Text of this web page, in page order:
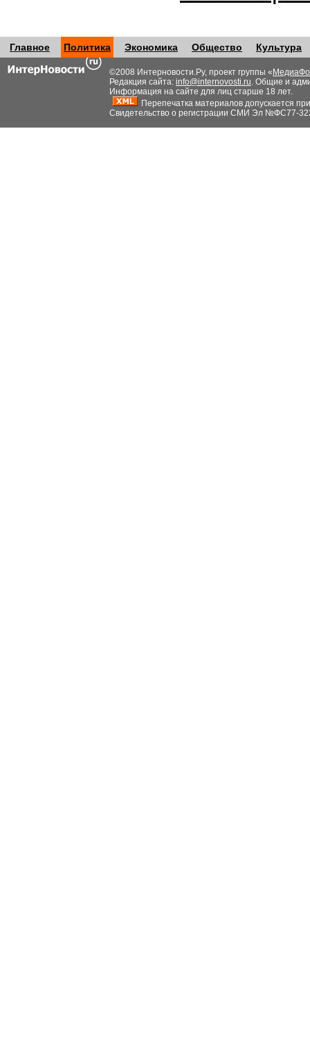
Главное Политика Экономика Общество Культура
©2008 Интерновости.Ру, проект группы «
Редакция сайта: info@internovosti.ru. Общие и
Информация на сайте для лиц старше 18 лет.
Перепечатка материалов допускается
Свидетельство о регистрации СМИ Эл №ФС77-